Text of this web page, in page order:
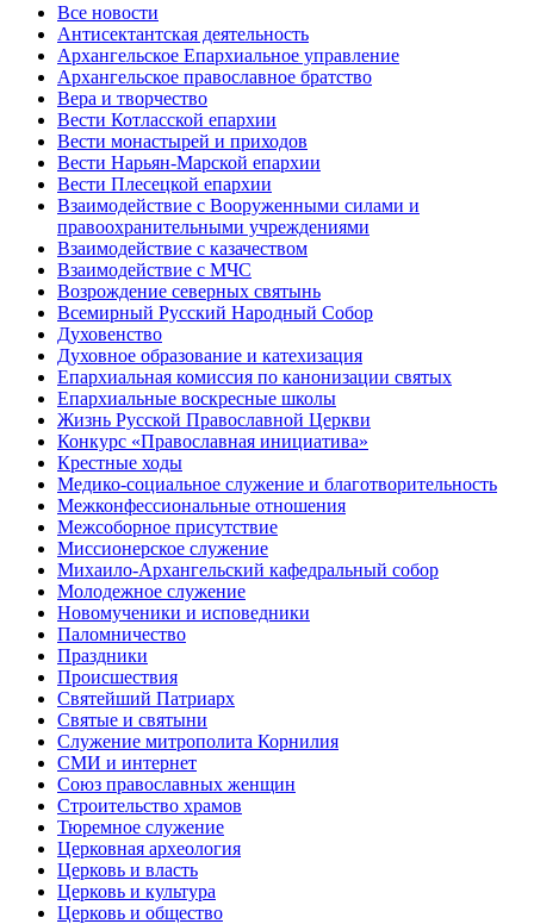
Все новости
Антисектантская деятельность
Архангельское Епархиальное управление
Архангельское православное братство
Вера и творчество
Вести Котласской епархии
Вести монастырей и приходов
Вести Нарьян-Марской епархии
Вести Плесецкой епархии
Взаимодействие с Вооруженными силами и
правоохранительными учреждениями
Взаимодействие с казачеством
Взаимодействие с МЧС
Возрождение северных святынь
Всемирный Русский Народный Собор
Духовенство
Духовное образование и катехизация
Епархиальная комиссия по канонизации святых
Епархиальные воскресные школы
Жизнь Русской Православной Церкви
Конкурс «Православная инициатива»
Крестные ходы
Медико-социальное служение и благотворительность
Межконфессиональные отношения
Межсоборное присутствие
Миссионерское служение
Михаило-Архангельский кафедральный собор
Молодежное служение
Новомученики и исповедники
Паломничество
Праздники
Происшествия
Святейший Патриарх
Святые и святыни
Служение митрополита Корнилия
СМИ и интернет
Союз православных женщин
Строительство храмов
Тюремное служение
Церковная археология
Церковь и власть
Церковь и культура
Церковь и общество